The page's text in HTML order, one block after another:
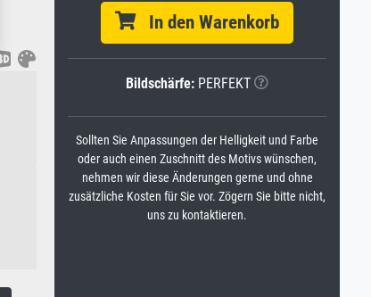
In den Warenkorb
Bildschärfe: PERFEKT
Sollten Sie Anpassungen der Helligkeit und Farbe
oder auch einen Zuschnitt des Motivs wünschen,
nehmen wir diese Änderungen gerne und ohne
zusätzliche Kosten für Sie vor. Zögern Sie bitte nicht,
uns zu kontaktieren.